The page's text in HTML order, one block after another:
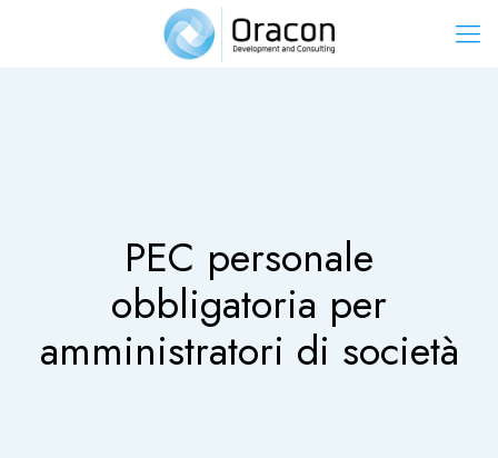
PEC personale
obbligatoria per
amministratori di società